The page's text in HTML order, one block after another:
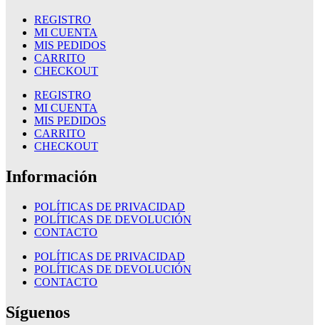
REGISTRO
MI CUENTA
MIS PEDIDOS
CARRITO
CHECKOUT
REGISTRO
MI CUENTA
MIS PEDIDOS
CARRITO
CHECKOUT
Información
POLÍTICAS DE PRIVACIDAD
POLÍTICAS DE DEVOLUCIÓN
CONTACTO
POLÍTICAS DE PRIVACIDAD
POLÍTICAS DE DEVOLUCIÓN
CONTACTO
Síguenos